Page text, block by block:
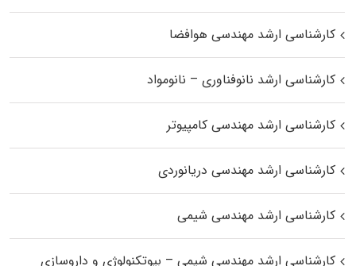
کارشناسی ارشد مهندسی هوافضا
کارشناسی ارشد نانوفناوری – نانومواد
کارشناسی ارشد مهندسی کامپیوتر
کارشناسی ارشد مهندسی دریانوردی
کارشناسی ارشد مهندسی شیمی
کارشناسی ارشد مهندسی شیمی – بیوتکنولوژی و داروسازی